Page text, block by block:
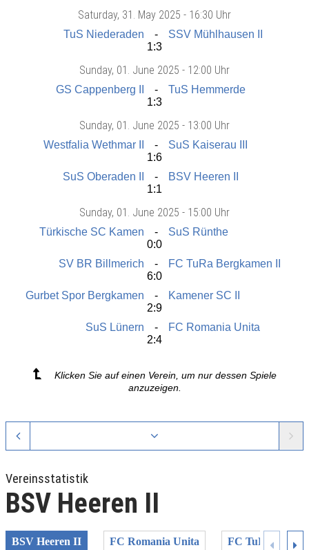
Saturday, 31. May 2025 - 16:30 Uhr
TuS Niederaden
SSV Mühlhausen II
1:3
Sunday, 01. June 2025 - 12:00 Uhr
GS Cappenberg II
TuS Hemmerde
1:3
Sunday, 01. June 2025 - 13:00 Uhr
Westfalia Wethmar II
SuS Kaiserau III
1:6
SuS Oberaden II
BSV Heeren II
1:1
Sunday, 01. June 2025 - 15:00 Uhr
Türkische SC Kamen
SuS Rünthe
0:0
SV BR Billmerich
FC TuRa Bergkamen II
6:0
Gurbet Spor Bergkamen
Kamener SC II
2:9
SuS Lünern
FC Romania Unita
2:4
Klicken Sie auf einen Verein, um nur dessen Spiele
anzuzeigen.
Vereinsstatistik
BSV Heeren II
BSV Heeren II FC Romania Unita FC TuRa